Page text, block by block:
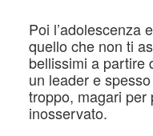
Poi l’adolescenza
quello che non ti
bellissimi a partire
un leader e
troppo, magari per
inosservato.